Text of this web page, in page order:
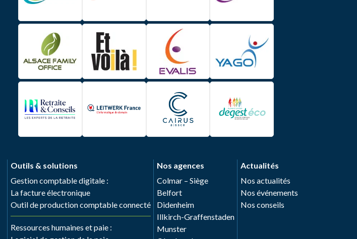
Outils & solutions
Gestion comptable digitale :
La facture électronique
Outil de production comptable connecté
Ressources humaines et paie :
Nos agences
Colmar – Siège
Belfort
Didenheim
Illkirch-Graffenstaden
Munster
Actualités
Nos actualités
Nos événements
Nos conseils